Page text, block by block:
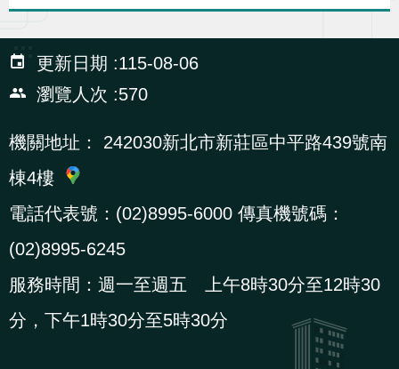
宣
導
專
相
關
結
網
民
文
統
E回
R
:::
更新日期
115-08-06
瀏覽人次
570
機關地址：
242030新北市新莊區中平路439號南
棟4樓
電話代表號：(02)8995-6000 傳真機號碼：
(02)8995-6245
服務時間：週一至週五 上午8時30分至12時30
分，下午1時30分至5時30分